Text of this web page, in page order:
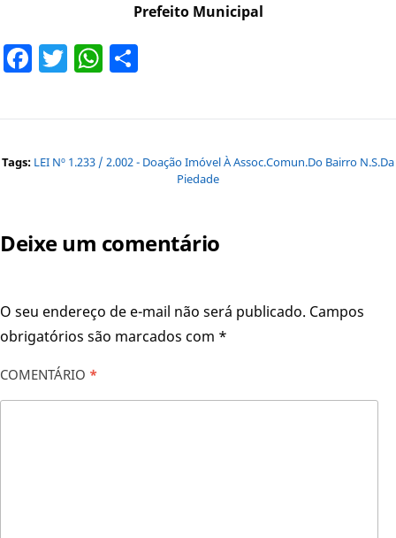
Prefeito Municipal
Facebook
TwitterWhatsApp
Tags: LEI Nº 1.233 / 2.002 - Doação Imóvel À Assoc.Comun.do Bairro N.S.da
Piedade
Deixe um comentário
O seu endereço de e-mail não será publicado. Campos
obrigatórios são marcados com *
COMENTÁRIO *